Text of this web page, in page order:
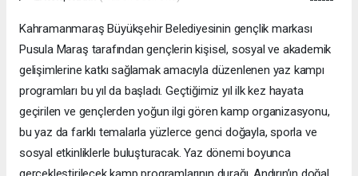
Kahramanmaraş Büyükşehir Belediyesinin gençlik markası
Pusula Maraş tarafından gençlerin kişisel, sosyal ve akademik
gelişimlerine katkı sağlamak amacıyla düzenlenen yaz kampı
programları bu yıl da başladı. Geçtiğimiz yıl ilk kez hayata
geçirilen ve gençlerden yoğun ilgi gören kamp organizasyonu,
bu yaz da farklı temalarla yüzlerce genci doğayla, sporla ve
sosyal etkinliklerle buluşturacak. Yaz dönemi boyunca